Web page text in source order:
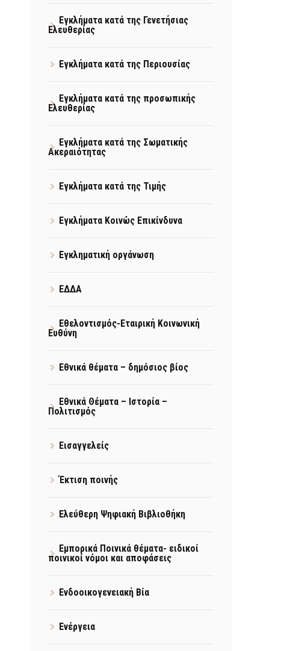
Εγκλήματα κατά της Γενετήσιας
Ελευθερίας
Εγκλήματα κατά της Περιουσίας
Εγκλήματα κατά της προσωπικής
Ελευθερίας
Εγκλήματα κατά της Σωματικής
Ακεραιότητας
Εγκλήματα κατά της Τιμής
Εγκλήματα Κοινώς Επικίνδυνα
Εγκληματική οργάνωση
ΕΔΔΑ
Εθελοντισμός-Εταιρική Κοινωνική
Ευθύνη
Εθνικά θέματα – δημόσιος βίος
Εθνικά Θέματα – Ιστορία –
Πολιτισμός
Εισαγγελείς
Έκτιση ποινής
Ελεύθερη Ψηφιακή Βιβλιοθήκη
Εμπορικά Ποινικά θέματα- ειδικοί
ποινικοί νόμοι και αποφάσεις
Ενδοοικογενειακή Βία
Ενέργεια